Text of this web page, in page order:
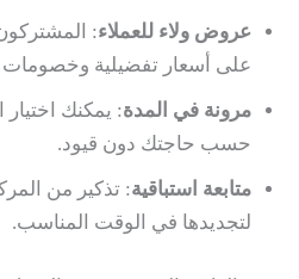
عروض ولاء للعملاء:
على أسعار تفضيلية وخصومات
مرونة في المدة: يمكنك اختيار
حسب حاجتك دون قيود.
متابعة استباقية: تذكير من المركز
لتجديدها في الوقت المناسب.